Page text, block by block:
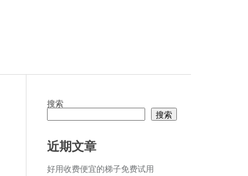
搜索
搜索
近期文章
好用收费便宜的梯子免费试用